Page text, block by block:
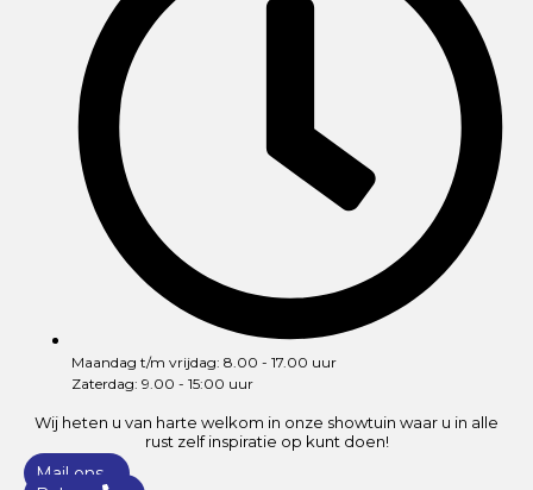
Maandag t/m vrijdag: 8.00 - 17.00 uur
Zaterdag: 9.00 - 15:00 uur
Wij heten u van harte welkom in onze showtuin waar u in alle
rust zelf inspiratie op kunt doen!
Mail ons